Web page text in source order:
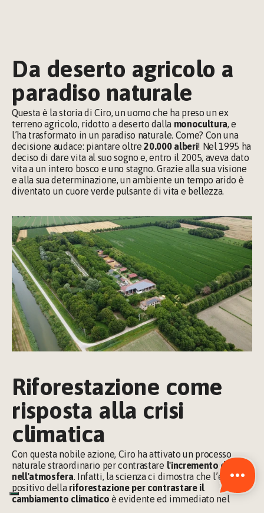
Da deserto agricolo a
paradiso naturale
Questa è la storia di Ciro, un uomo che ha preso un ex
terreno agricolo, ridotto a deserto dalla monocultura, e
l’ha trasformato in un paradiso naturale. Come? Con una
decisione audace: piantare oltre 20.000 alberi! Nel 1995 ha
deciso di dare vita al suo sogno e, entro il 2005, aveva dato
vita a un intero bosco e uno stagno. Grazie alla sua visione
e alla sua determinazione, un ambiente un tempo arido è
diventato un cuore verde pulsante di vita e bellezza.
Riforestazione come
risposta alla crisi
climatica
Con questa nobile azione, Ciro ha attivato un processo
naturale straordinario per contrastare l'incremento di CO2
nell'atmosfera. Infatti, la scienza ci dimostra che l’effetto
positivo della riforestazione per contrastare il
cambiamento climatico è evidente ed immediato nel